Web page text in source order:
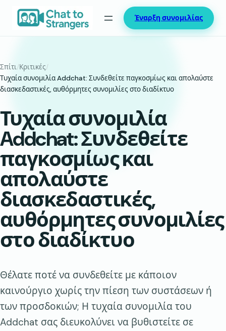
Μετάβαση
περιεχόμενο
Έναρξη συνομιλίας
Σπίτι/Κριτικές/
Τυχαία συνομιλία Addchat: Συνδεθείτε παγκοσμίως και απολαύστε
διασκεδαστικές, αυθόρμητες συνομιλίες στο διαδίκτυο
Τυχαία συνομιλία
Addchat: Συνδεθείτε
παγκοσμίως και
απολαύστε
διασκεδαστικές,
αυθόρμητες συνομιλίες
στο διαδίκτυο
Θέλατε ποτέ να συνδεθείτε με κάποιον
καινούργιο χωρίς την πίεση των συστάσεων ή
των προσδοκιών; Η τυχαία συνομιλία του
Addchat σας διευκολύνει να βυθιστείτε σε